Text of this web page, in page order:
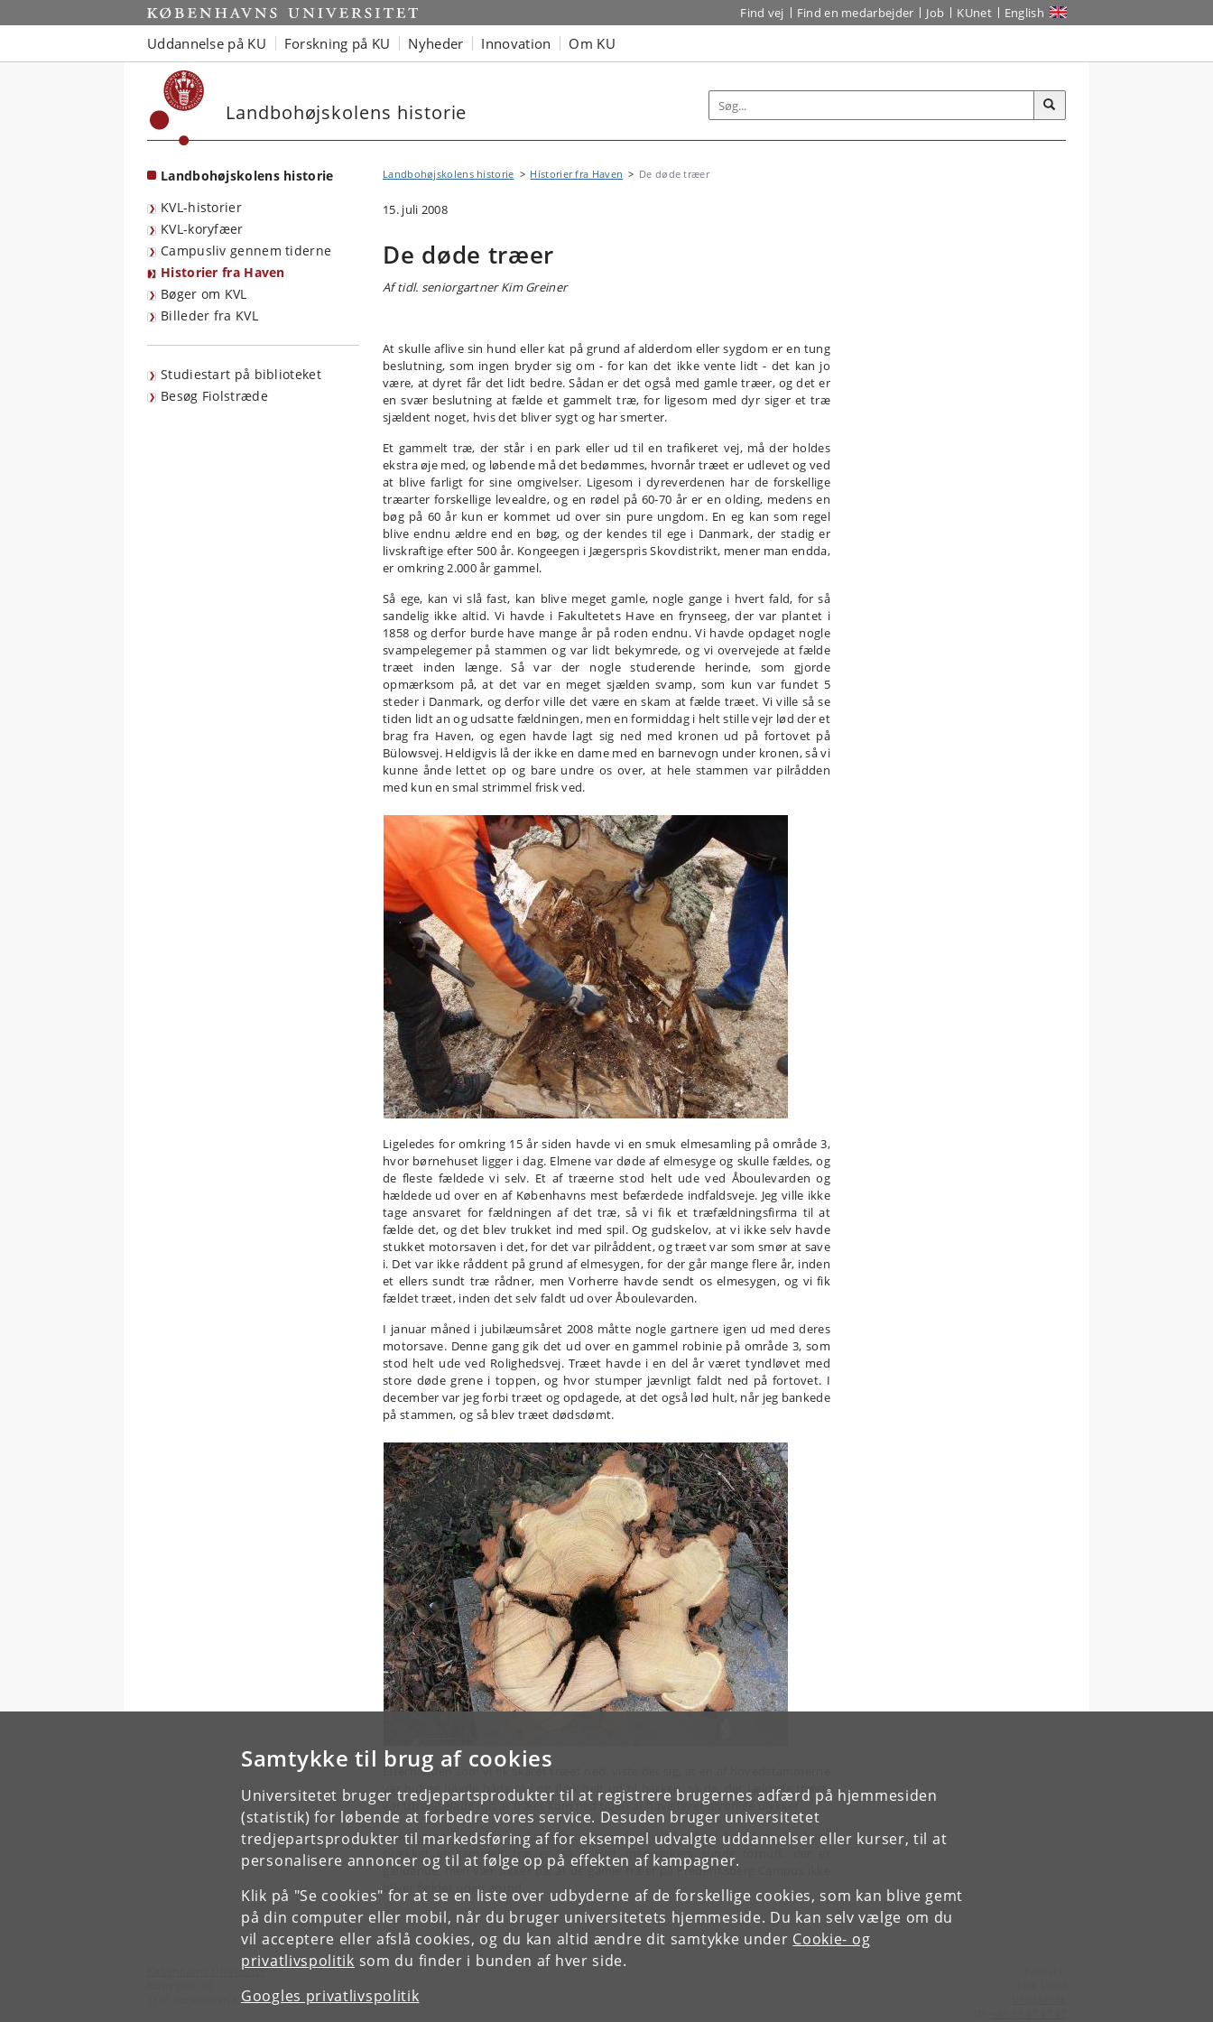
Samtykke til brug af cookies
Universitetet bruger tredjepartsprodukter til at registrere brugernes adfærd på hjemmesiden
(statistik) for løbende at forbedre vores service. Desuden bruger universitetet
tredjepartsprodukter til markedsføring af for eksempel udvalgte uddannelser eller kurser, til at
personalisere annoncer og til at følge op på effekten af kampagner.
Klik på "Se cookies" for at se en liste over udbyderne af de forskellige cookies, som kan blive gemt
på din computer eller mobil, når du bruger universitetets hjemmeside. Du kan selv vælge om du
vil acceptere eller afslå cookies, og du kan altid ændre dit samtykke under Cookie- og
privatlivspolitik som du finder i bunden af hver side.
Googles privatlivspolitik
Start Find vej Find en medarbejder Job KUnet English
Uddannelse på KU Forskning på KU Nyheder Innovation Om KU
Landbohøjskolens historie
Landbohøjskolens historie
KVL-historier
KVL-koryfæer
Campusliv gennem tiderne
Historier fra Haven
Bøger om KVL
Billeder fra KVL
Studiestart på biblioteket
Besøg Fiolstræde
Landbohøjskolens historie Historier fra Haven De døde træer
15. juli 2008
De døde træer
Af tidl. seniorgartner Kim Greiner
At skulle aflive sin hund eller kat på grund af alderdom eller sygdom er en tung
beslutning, som ingen bryder sig om - for kan det ikke vente lidt - det kan jo
være, at dyret får det lidt bedre. Sådan er det også med gamle træer, og det er
en svær beslutning at fælde et gammelt træ, for ligesom med dyr siger et træ
sjældent noget, hvis det bliver sygt og har smerter.
Et gammelt træ, der står i en park eller ud til en trafikeret vej, må der holdes
ekstra øje med, og løbende må det bedømmes, hvornår træet er udlevet og ved
at blive farligt for sine omgivelser. Ligesom i dyreverdenen har de forskellige
træarter forskellige levealdre, og en rødel på 60-70 år er en olding, medens en
bøg på 60 år kun er kommet ud over sin pure ungdom. En eg kan som regel
blive endnu ældre end en bøg, og der kendes til ege i Danmark, der stadig er
livskraftige efter 500 år. Kongeegen i Jægerspris Skovdistrikt, mener man endda,
er omkring 2.000 år gammel.
Så ege, kan vi slå fast, kan blive meget gamle, nogle gange i hvert fald, for så
sandelig ikke altid. Vi havde i Fakultetets Have en frynseeg, der var plantet i
1858 og derfor burde have mange år på roden endnu. Vi havde opdaget nogle
svampelegemer på stammen og var lidt bekymrede, og vi overvejede at fælde
træet inden længe. Så var der nogle studerende herinde, som gjorde
opmærksom på, at det var en meget sjælden svamp, som kun var fundet 5
steder i Danmark, og derfor ville det være en skam at fælde træet. Vi ville så se
tiden lidt an og udsatte fældningen, men en formiddag i helt stille vejr lød der et
brag fra Haven, og egen havde lagt sig ned med kronen ud på fortovet på
Bülowsvej. Heldigvis lå der ikke en dame med en barnevogn under kronen, så vi
kunne ånde lettet op og bare undre os over, at hele stammen var pilrådden
med kun en smal strimmel frisk ved.
Ligeledes for omkring 15 år siden havde vi en smuk elmesamling på område 3,
hvor børnehuset ligger i dag. Elmene var døde af elmesyge og skulle fældes, og
de fleste fældede vi selv. Et af træerne stod helt ude ved Åboulevarden og
hældede ud over en af Københavns mest befærdede indfaldsveje. Jeg ville ikke
tage ansvaret for fældningen af det træ, så vi fik et træfældningsfirma til at
fælde det, og det blev trukket ind med spil. Og gudskelov, at vi ikke selv havde
stukket motorsaven i det, for det var pilråddent, og træet var som smør at save
i. Det var ikke råddent på grund af elmesygen, for der går mange flere år, inden
et ellers sundt træ rådner, men Vorherre havde sendt os elmesygen, og vi fik
fældet træet, inden det selv faldt ud over Åboulevarden.
I januar måned i jubilæumsåret 2008 måtte nogle gartnere igen ud med deres
motorsave. Denne gang gik det ud over en gammel robinie på område 3, som
stod helt ude ved Rolighedsvej. Træet havde i en del år været tyndløvet med
store døde grene i toppen, og hvor stumper jævnligt faldt ned på fortovet. I
december var jeg forbi træet og opdagede, at det også lød hult, når jeg bankede
på stammen, og så blev træet dødsdømt.
Efterhånden som vi fik skåret træet ned, viste det sig, at en af hovedstammerne
var hul og havde både råd og flæk helt ud til barken, så de, der fældede træet,
var utrolig glade for, at træet kom ned uden at have lavet alvorlige ulykker.
Inden man opfinder en kæmpescanner, der helt konkret kan fortælle, hvor
svækket et gammelt træ er, så er det menneskers sunde fornuft, der er
gældende, men vær sikker på, at de gamle træer på Frederiksberg Campus ikke
bliver fældet uden grund.
Københavns Universitet